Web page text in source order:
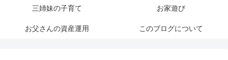
三姉妹の子育て お家遊び
お父さんの資産運用 このブログについて